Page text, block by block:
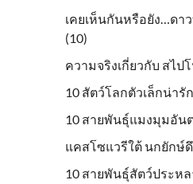
เคยเห็นกันหรือยัง…ดา
(10)
ความจริงเกี่ยวกับ สไป
10 สัตว์โลกตัวเล็กน่ารั
10 สายพันธุ์แมงมุมอัน
แคสโซแวรีใต้ นกยักษ์
10 สายพันธุ์สัตว์ประห